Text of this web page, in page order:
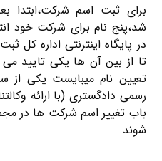
برای ثبت اسم شرکت،ابتدا
شد،پنج نام برای شرکت خود
در پایگاه اینترنتی اداره کل
تا از بین آن ها یکی تایید
تعیین نام میبایست یکی از
رسمی دادگستری (با ارائه
باب تغییر اسم شرکت ها در
شوند.